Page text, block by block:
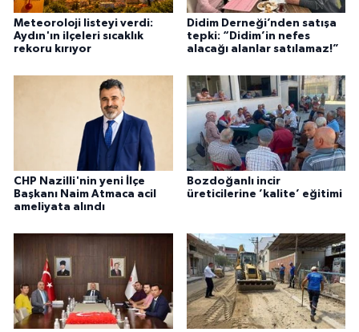
Meteoroloji listeyi verdi:
Aydın'ın ilçeleri sıcaklık
rekoru kırıyor
Didim Derneği’nden satışa
tepki: “Didim’in nefes
alacağı alanlar satılamaz!”
CHP Nazilli'nin yeni İlçe
Başkanı Naim Atmaca acil
ameliyata alındı
Bozdoğanlı incir
üreticilerine ’kalite’ eğitimi